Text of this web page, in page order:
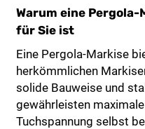
Warum eine
für Sie ist
Eine Pergola-Markise
herkömmlichen
solide Bauweise und
gewährleisten
Tuchspannung selbst